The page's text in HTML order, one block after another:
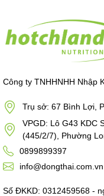
Công ty TNHHNHH Nhập
Trụ sở: 67 Bình Lợi,
VPGD: Lô G43 KDC
(445/2/7), Phường
0899899397
info@dongthai.com.vn
Số ĐKKD: 0312459568 -